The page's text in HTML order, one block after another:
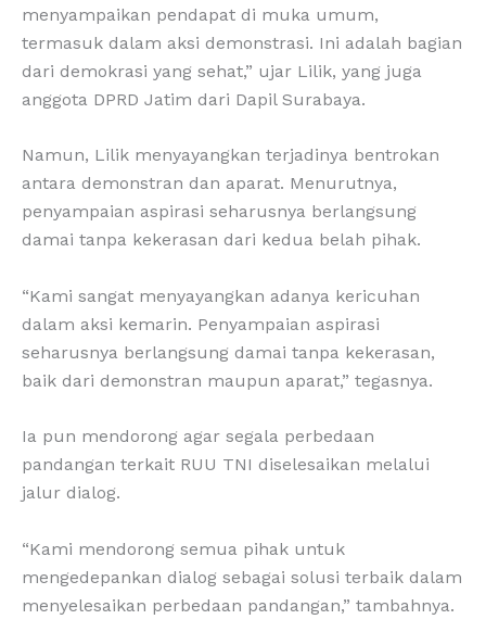
menyampaikan pendapat di muka umum,
termasuk dalam aksi demonstrasi. Ini adalah bagian
dari demokrasi yang sehat,” ujar Lilik, yang juga
anggota DPRD Jatim dari Dapil Surabaya.
Namun, Lilik menyayangkan terjadinya bentrokan
antara demonstran dan aparat. Menurutnya,
penyampaian aspirasi seharusnya berlangsung
damai tanpa kekerasan dari kedua belah pihak.
“Kami sangat menyayangkan adanya kericuhan
dalam aksi kemarin. Penyampaian aspirasi
seharusnya berlangsung damai tanpa kekerasan,
baik dari demonstran maupun aparat,” tegasnya.
Ia pun mendorong agar segala perbedaan
pandangan terkait RUU TNI diselesaikan melalui
jalur dialog.
“Kami mendorong semua pihak untuk
mengedepankan dialog sebagai solusi terbaik dalam
menyelesaikan perbedaan pandangan,” tambahnya.